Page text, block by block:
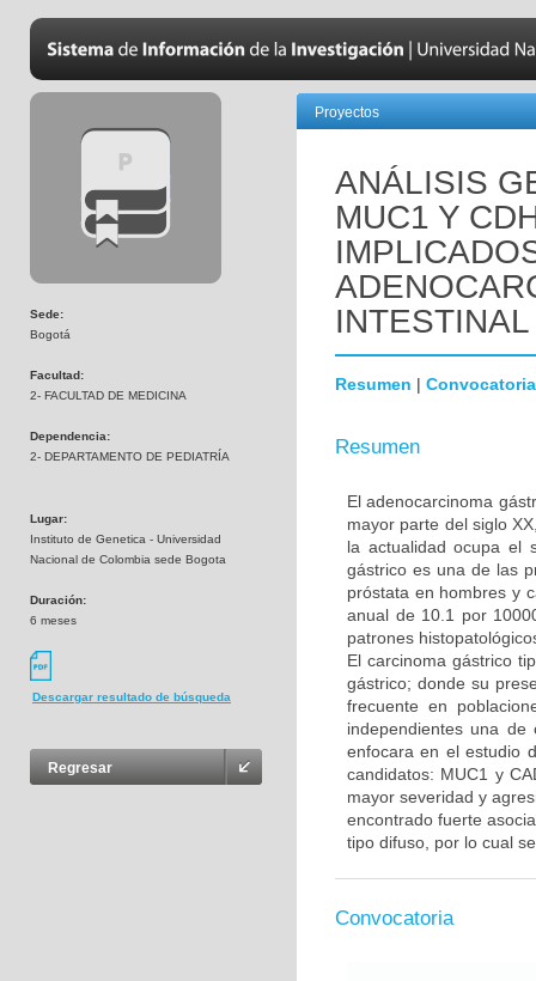
Sede:
Bogotá
Facultad:
2- FACULTAD DE MEDICINA
Dependencia:
2- DEPARTAMENTO DE PEDIATRÍA
Lugar:
Instituto de Genetica - Universidad
Nacional de Colombia sede Bogota
Duración:
6 meses
Descargar resultado de búsqueda
Regresar
Proyectos
ANÁLISIS
MUC1 Y
INTESTINAL
Resumen | Convocatoria
Resumen
El adenocarcinoma
mayor parte del siglo
la actualidad ocupa el
gástrico es una de las
próstata en hombres y
anual de 10.1 por
patrones
El carcinoma gástrico
gástrico; donde su
frecuente en
independientes una
enfocara en el estudio
candidatos: MUC1 y
mayor severidad y
encontrado fuerte
tipo difuso, por lo cual
Convocatoria